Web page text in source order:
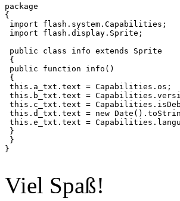
package
{
import flash.system.Capabilities;
import flash.display.Sprite;
public class info extends Sprite
{
public function info()
{
this.a_txt.text = Capabilities.os;
this.b_txt.text =
this.c_txt.text =
this.d_txt.text = new
this.e_txt.text =
}
}
}
Viel Spaß!